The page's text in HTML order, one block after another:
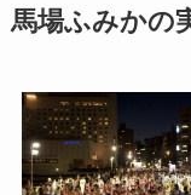
馬場ふみかの